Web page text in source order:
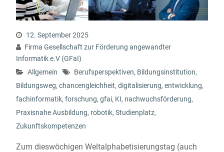
12. September 2025
Firma Gesellschaft zur Förderung angewandter
Informatik e.V (GFaI)
Allgemein
Berufsperspektiven, Bildungsinstitution,
Bildungsweg, chancengleichheit, digitalisierung, entwicklung,
fachinformatik, forschung, gfai, KI, nachwuchsförderung,
Praxisnahe Ausbildung, robotik, Studienplatz,
Zukunftskompetenzen
Zum dieswöchigen Weltalphabetisierungstag (auch